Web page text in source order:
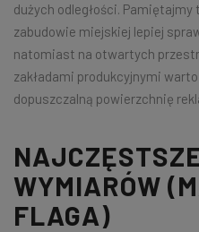
dużych odległości.
zabudowie miejskiej lepiej
natomiast na otwartych
zakładami produkcyjnymi
dopuszczalną powierzchnię
WYMIARÓW
FLAGA)